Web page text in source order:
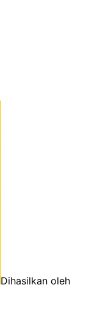
Dihasilkan oleh